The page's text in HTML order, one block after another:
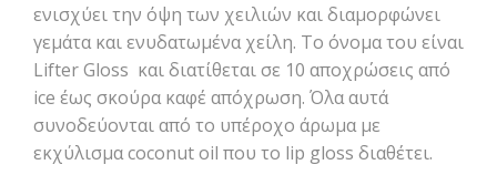
ενισχύει την όψη των χειλιών και διαμορφώνει
γεμάτα και ενυδατωμένα χείλη. Το όνομα του είναι
Lifter Gloss και διατίθεται σε 10 αποχρώσεις από
ice έως σκούρα καφέ απόχρωση. Όλα αυτά
συνοδεύονται από το υπέροχο άρωμα με
εκχύλισμα coconut oil που το lip gloss διαθέτει.